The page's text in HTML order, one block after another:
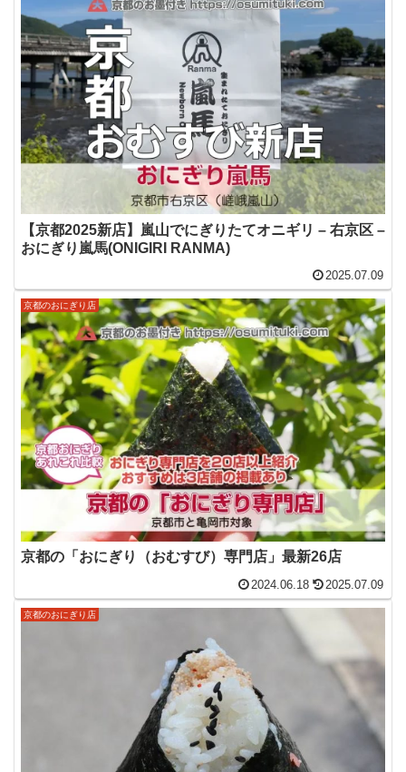
【京都2025新店】嵐山でにぎりたてオニギリ – 右京区 –
おにぎり嵐馬(ONIGIRI RANMA)
2025.07.09
京都のおにぎり店
京都の「おにぎり（おむすび）専門店」最新26店
2024.06.18 2025.07.09
京都のおにぎり店